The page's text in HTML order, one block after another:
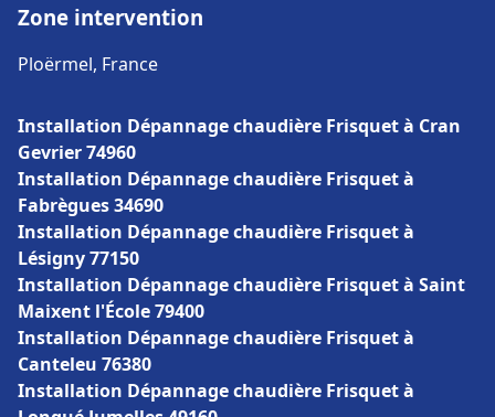
Zone intervention
Ploërmel, France
Installation Dépannage chaudière Frisquet à Cran
Gevrier 74960
Installation Dépannage chaudière Frisquet à
Fabrègues 34690
Installation Dépannage chaudière Frisquet à
Lésigny 77150
Installation Dépannage chaudière Frisquet à Saint
Maixent l'École 79400
Installation Dépannage chaudière Frisquet à
Canteleu 76380
Installation Dépannage chaudière Frisquet à